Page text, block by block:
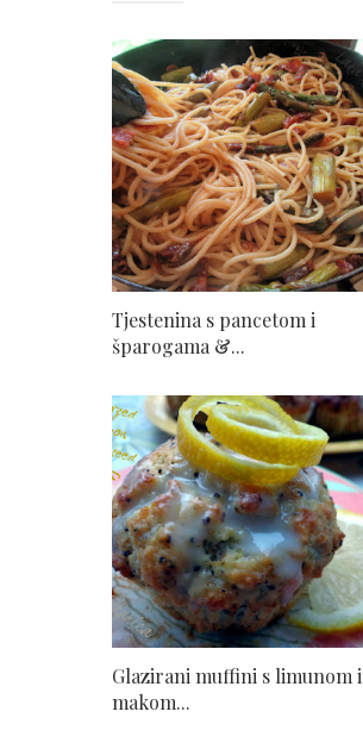
Tjestenina s pancetom i
šparogama &...
Glazirani muffini s limunom i
makom...